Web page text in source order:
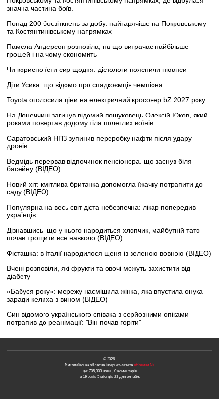
значна частина боїв.
Понад 200 боєзіткнень за добу: найгарячіше на Покровському
та Костянтинівському напрямках
Памела Андерсон розповіла, на що витрачає найбільше
грошей і на чому економить
Чи корисно їсти сир щодня: дієтологи пояснили нюанси
Діти Усика: що відомо про спадкоємців чемпіона
Toyota оголосила ціни на електричний кросовер bZ 2027 року
На Донеччині загинув відомий пошуковець Олексій Юков, який
роками повертав додому тіла полеглих воїнів
Саратовський НПЗ зупинив переробку нафти після удару
дронів
Ведмідь перервав відпочинок пенсіонера, що заснув біля
басейну (ВІДЕО)
Новий хіт: кмітлива британка допомогла їжачку потрапити до
саду (ВІДЕО)
Популярна на весь світ дієта небезпечна: лікар попередив
українців
Дізнавшись, що у нього народиться хлопчик, майбутній тато
почав трощити все навколо (ВІДЕО)
Фісташка: в Італії народилося щеня із зеленою вовною (ВІДЕО)
Вчені розповіли, які фрукти та овочі можуть захистити від
діабету
«Бабуся року»: мережу насмішила жінка, яка впустила онука
заради келиха з вином (ВІДЕО)
Син відомого українського співака з серйозними опіками
потрапив до реанімації: "Він почав горіти"
© 2026.
Миколаївська обласна інтернет-газета«Новини N»
це: 705,303 новин, 0 коментарів
и 19 років 5 місяців 23 дня онлайн.